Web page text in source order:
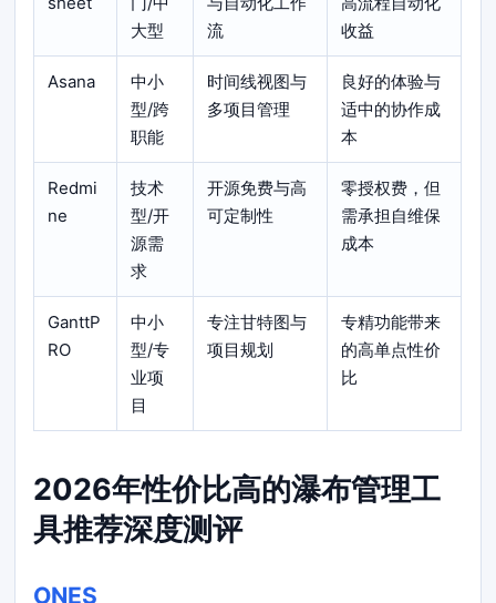
大型
流
收益
Asana
中小
型/跨
职能
时间线视图与
多项目管理
良好的体验与
适中的协作成
本
Redmi
ne
技术
型/开
源需
求
开源免费与高
可定制性
零授权费，但
需承担自维保
成本
GanttP
RO
中小
型/专
业项
目
专注甘特图与
项目规划
专精功能带来
的高单点性价
比
2026年性价比高的瀑布管理工
具推荐深度测评
ONES